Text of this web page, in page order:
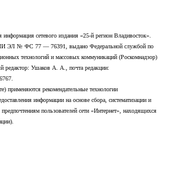
информация сетевого издания «25-й регион Владивосток».
ЭЛ № ФС 77 — 76391, выдано Федеральной службой по
технологий и массовых коммуникаций (Роскомнадзор)
редактор: Ушаков А. А., почта редакции:
применяются рекомендательные технологии
информации на основе сбора, систематизации и
пользователей сети «Интернет», находящихся